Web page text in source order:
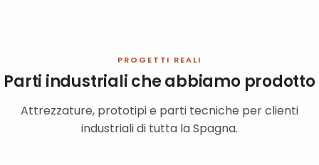
PROGETTI REALI
Parti industriali che abbiamo prodotto
Attrezzature, prototipi e parti tecniche per clienti
industriali di tutta la Spagna.